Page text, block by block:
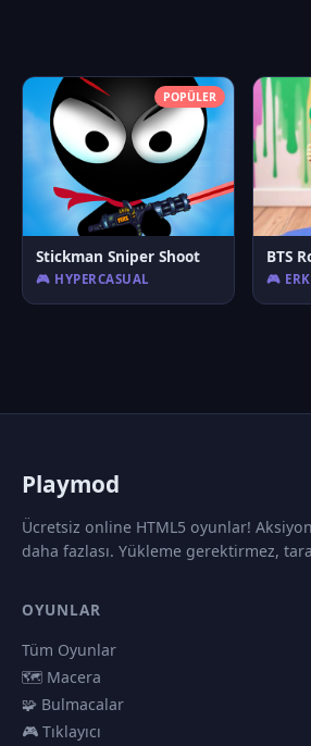
POPÜLER
Stickman Sniper Shoot
🎮 HYPERCASUAL
BTS
🎮
Playmod
Ücretsiz online HTML5 oyunlar!
daha fazlası. Yükleme gerektirmez,
OYUNLAR
Tüm Oyunlar
🗺️ Macera
🧩 Bulmacalar
🎮 Tıklayıcı